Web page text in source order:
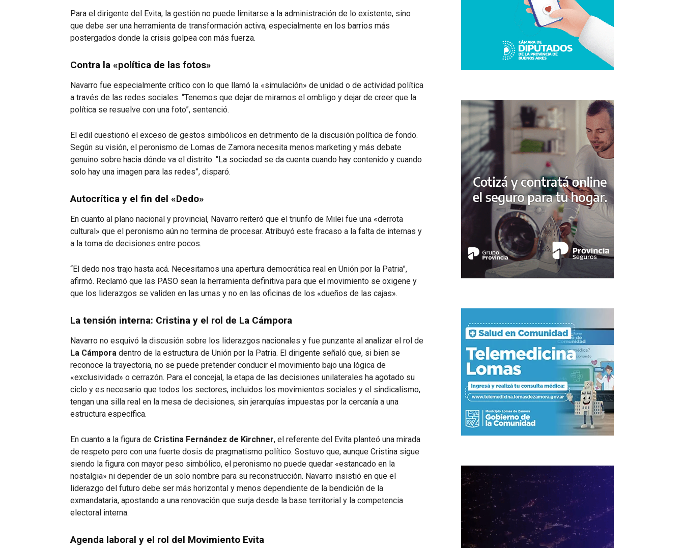
Para el dirigente del Evita, la gestión no puede limitarse a la administración de lo existente, sino
que debe ser una herramienta de transformación activa, especialmente en los barrios más
postergados donde la crisis golpea con más fuerza.
Contra la «política de las fotos»
Navarro fue especialmente crítico con lo que llamó la «simulación» de unidad o de actividad política
a través de las redes sociales. “Tenemos que dejar de mirarnos el ombligo y dejar de creer que la
política se resuelve con una foto”, sentenció.
El edil cuestionó el exceso de gestos simbólicos en detrimento de la discusión política de fondo.
Según su visión, el peronismo de Lomas de Zamora necesita menos marketing y más debate
genuino sobre hacia dónde va el distrito. “La sociedad se da cuenta cuando hay contenido y cuando
solo hay una imagen para las redes”, disparó.
Autocrítica y el fin del «Dedo»
En cuanto al plano nacional y provincial, Navarro reiteró que el triunfo de Milei fue una «derrota
cultural» que el peronismo aún no termina de procesar. Atribuyó este fracaso a la falta de internas y
a la toma de decisiones entre pocos.
“El dedo nos trajo hasta acá. Necesitamos una apertura democrática real en Unión por la Patria”,
afirmó. Reclamó que las PASO sean la herramienta definitiva para que el movimiento se oxigene y
que los liderazgos se validen en las urnas y no en las oficinas de los «dueños de las cajas».
La tensión interna: Cristina y el rol de La Cámpora
Navarro no esquivó la discusión sobre los liderazgos nacionales y fue punzante al analizar el rol de
La Cámpora dentro de la estructura de Unión por la Patria. El dirigente señaló que, si bien se
reconoce la trayectoria, no se puede pretender conducir el movimiento bajo una lógica de
«exclusividad» o cerrazón. Para el concejal, la etapa de las decisiones unilaterales ha agotado su
ciclo y es necesario que todos los sectores, incluidos los movimientos sociales y el sindicalismo,
tengan una silla real en la mesa de decisiones, sin jerarquías impuestas por la cercanía a una
estructura específica.
En cuanto a la figura de Cristina Fernández de Kirchner, el referente del Evita planteó una mirada
de respeto pero con una fuerte dosis de pragmatismo político. Sostuvo que, aunque Cristina sigue
siendo la figura con mayor peso simbólico, el peronismo no puede quedar «estancado en la
nostalgia» ni depender de un solo nombre para su reconstrucción. Navarro insistió en que el
liderazgo del futuro debe ser más horizontal y menos dependiente de la bendición de la
exmandataria, apostando a una renovación que surja desde la base territorial y la competencia
electoral interna.
Agenda laboral y el rol del Movimiento Evita